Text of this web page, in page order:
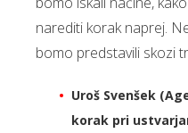
narediti korak naprej.
bomo predstavili skozi
Uroš Svenšek
korak pri